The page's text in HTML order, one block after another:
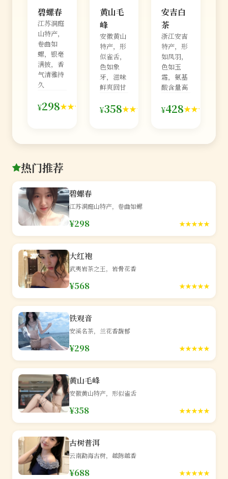
碧螺春
江苏洞庭
山特产，
卷曲如
螺，银毫
满披，香
气清雅持
久
¥298★★★★★
条
黄山毛
峰
安徽黄山
特产，形
似雀舌，
色如象
牙，滋味
鲜爽回甘
¥358★★★★★
条
安吉白
茶
浙江安吉
特产，形
如凤羽，
色如玉
霜，氨基
酸含量高
¥428★★★★★
热门推荐
碧螺春
江苏洞庭山特产，卷曲如螺
¥298 ★★★★★
大红袍
武夷岩茶之王，岩骨花香
¥568 ★★★★★
铁观音
安溪名茶，兰花香馥郁
¥298 ★★★★★
黄山毛峰
安徽黄山特产，形似雀舌
¥358 ★★★★★
古树普洱
云南勐海古树，越陈越香
¥688 ★★★★★